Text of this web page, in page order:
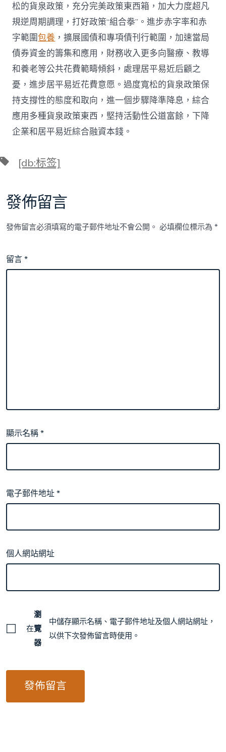
松的貨泉政策，充分完美政策東西箱，加大力度超凡
規逆周期調理，打好政策“組合拳”。進步赤字率和赤
字範圍包養 ，擴展國債和專項債刊行範圍，加速當局
債券資金的籌集和應用，財務收入更多向醫療、教導
和養老等公共花費範疇傾斜，處理居平易近后顧之
憂，進步居平易近花費意愿。過度寬松的貨泉政策保
持支撐性的態度和取向，進一個步驟降準降息，綜合
應用多種貨泉政策東西，堅持活動性公道富餘，下降
企業和居平易近綜合融資本錢。
標 [db:标签]
發佈留言
發佈留言必須填寫的電子郵件地址不會公開。 必填欄位標示為*
留言*
顯示名稱*
電子郵件地址*
個人網站網址
在
瀏
覽
器
中儲存顯示名稱、電子郵件地址及個人網站網址，
以供下次發佈留言時使用。